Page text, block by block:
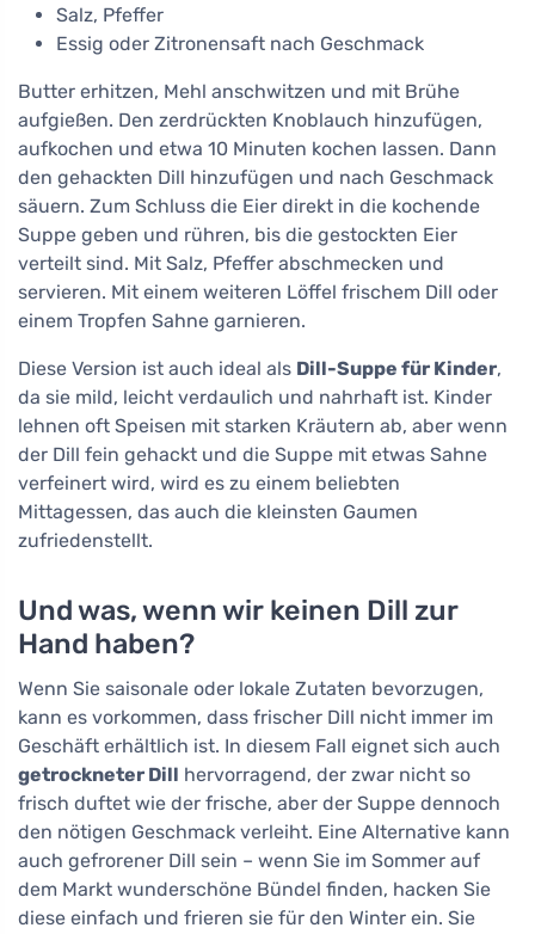
Salz, Pfeffer
Essig oder Zitronensaft nach Geschmack
Butter erhitzen, Mehl anschwitzen und mit Brühe
aufgießen. Den zerdrückten Knoblauch hinzufügen,
aufkochen und etwa 10 Minuten kochen lassen. Dann
den gehackten Dill hinzufügen und nach Geschmack
säuern. Zum Schluss die Eier direkt in die kochende
Suppe geben und rühren, bis die gestockten Eier
verteilt sind. Mit Salz, Pfeffer abschmecken und
servieren. Mit einem weiteren Löffel frischem Dill oder
einem Tropfen Sahne garnieren.
Diese Version ist auch ideal als Dill-Suppe für Kinder,
da sie mild, leicht verdaulich und nahrhaft ist. Kinder
lehnen oft Speisen mit starken Kräutern ab, aber wenn
der Dill fein gehackt und die Suppe mit etwas Sahne
verfeinert wird, wird es zu einem beliebten
Mittagessen, das auch die kleinsten Gaumen
zufriedenstellt.
Und was, wenn wir keinen Dill zur
Hand haben?
Wenn Sie saisonale oder lokale Zutaten bevorzugen,
kann es vorkommen, dass frischer Dill nicht immer im
Geschäft erhältlich ist. In diesem Fall eignet sich auch
getrockneter Dill hervorragend, der zwar nicht so
frisch duftet wie der frische, aber der Suppe dennoch
den nötigen Geschmack verleiht. Eine Alternative kann
auch gefrorener Dill sein – wenn Sie im Sommer auf
dem Markt wunderschöne Bündel finden, hacken Sie
diese einfach und frieren sie für den Winter ein. Sie